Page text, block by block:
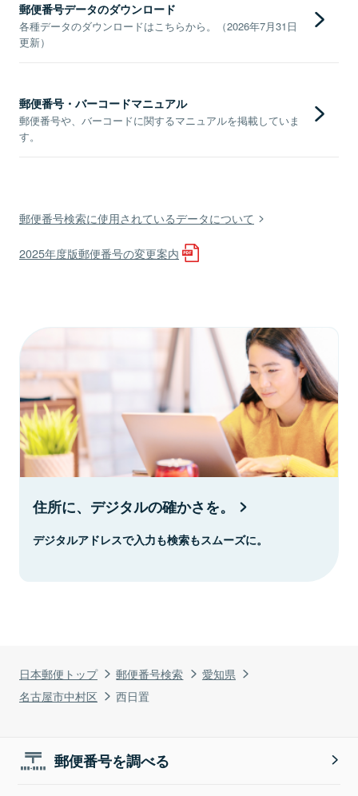
日本郵便トップ 郵便番号検索
愛知県
名古屋市中村区
西日置
郵便番号データのダウンロード
各種データのダウンロードはこちらから。（2026年7月31日
更新）
郵便番号・バーコードマニュアル
郵便番号や、バーコードに関するマニュアルを掲載していま
す。
郵便番号検索に使用されているデータについて
2025年度版郵便番号の変更案内
住所に、デジタルの確かさを。
デジタルアドレスで入力も検索もスムーズに。
郵便番号を調べる